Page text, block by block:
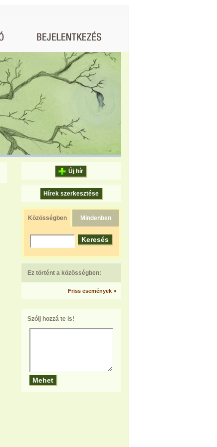
Új hír
Hírek szerkesztése
Közösségben Mindenben
Ez történt a közösségben:
Friss események »
Szólj hozzá te is!